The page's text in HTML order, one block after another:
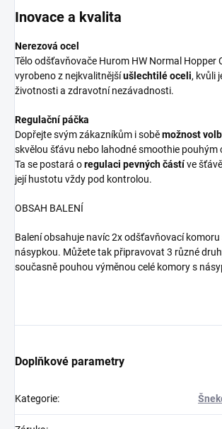
Inovace a kvalita
Nerezová ocel
Tělo odšťavňovače Hurom HW Normal Hopper
vyrobeno z nejkvalitnějšíušlechtilé oceli, kvůli
životnosti a zdravotní nezávadnosti.
Regulační páčka
Dopřejte svým zákazníkům i soběmožnost
skvělou šťávu nebo lahodné smoothie pouhým
Ta se postará oregulaci pevných částíve
její hustotu vždy pod kontrolou.
OBSAH BALENÍ
Balení obsahuje navíc 2x odšťavňovací komoru
násypkou. Můžete tak připravovat 3 různé
současně pouhou výměnou celé komory s
Doplňkové parametry
Kategorie: